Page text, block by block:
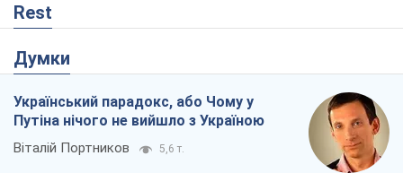
Rest
Думки
Український парадокс, або Чому у
Путіна нічого не вийшло з Україною
Віталій Портников 5,6 т.